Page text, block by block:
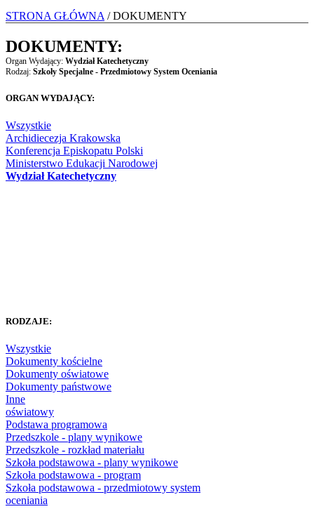
STRONA GŁÓWNA / DOKUMENTY
DOKUMENTY:
Organ Wydający: Wydział Katechetyczny
Rodzaj: Szkoły Specjalne - Przedmiotowy System Oceniania
ORGAN WYDAJĄCY:
Wszystkie
Archidiecezja Krakowska
Konferencja Episkopatu Polski
Ministerstwo Edukacji Narodowej
Wydział Katechetyczny
RODZAJE:
Wszystkie
Dokumenty kościelne
Dokumenty oświatowe
Dokumenty państwowe
Inne
oświatowy
Podstawa programowa
Przedszkole - plany wynikowe
Przedszkole - rozkład materiału
Szkoła podstawowa - plany wynikowe
Szkoła podstawowa - program
Szkoła podstawowa - przedmiotowy system
oceniania